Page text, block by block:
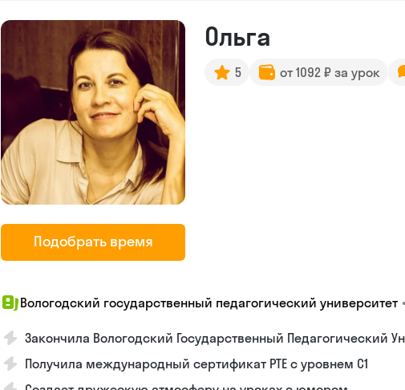
Подобрать время
Ольга
5 от 1092 ₽ за урок
Вологодский государственный педагогический университет
Закончила Вологодский Государственный Педагогический
Получила международный сертификат PTE с уровнем C1